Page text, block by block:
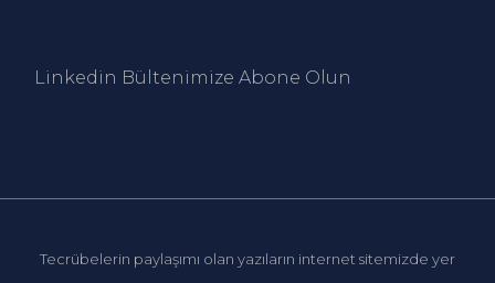
Linkedin Bültenimize Abone Ol un
Tecrübelerin paylaşımı olan yazıların internet sitemizde yer